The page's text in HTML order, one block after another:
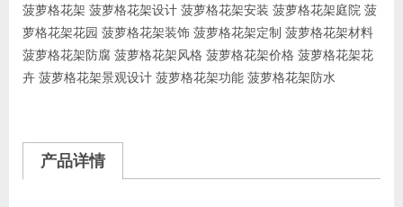
菠萝格花架 菠萝格花架设计 菠萝格花架安装 菠萝格花架庭院 菠
萝格花架花园 菠萝格花架装饰 菠萝格花架定制 菠萝格花架材料
菠萝格花架防腐 菠萝格花架风格 菠萝格花架价格 菠萝格花架花
卉 菠萝格花架景观设计 菠萝格花架功能 菠萝格花架防水
产品详情